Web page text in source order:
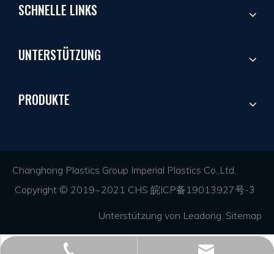
SCHNELLE LINKS
UNTERSTÜTZUNG
PRODUKTE
Changhong Plastics Group Imperial Plastics Co.,Ltd.
Copyright © 2019~2021 CHS 皖ICP备19013927号-3
Unterstützung von Leadong. Sitemap